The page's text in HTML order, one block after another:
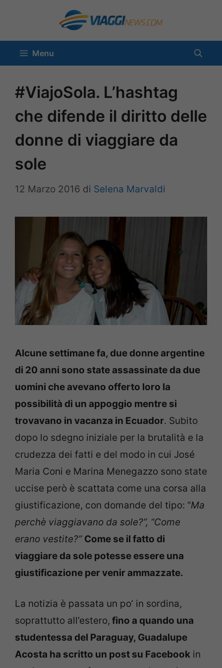
contenuto
Menu
#ViajoSola. L’hashtag
che difende il diritto delle
donne di viaggiare da
sole
12 Marzo 2016 di Selena Marvaldi
Alcune settimane fa, due donne argentine
di 20 anni sono state assassinate da due
uomini che avevano offerto loro la
possibilità di un appoggio mentre si
trovavano in vacanza in Ecuador. Subito
dopo lo sdegno iniziale per la brutalità e la
crudezza dei fatti e del modo in cui José
Maria Coni e Marina Menegazzo sono state
uccise però è scattata come una corsa alla
giustificazione, con domande del tipo: “Ma
perchè viaggiavano da sole?”, “Come
erano vestite?” Come se il fatto di
viaggiare da sole potesse essere una
giustificazione per venir ammazzate.
La notizia è passata un po’ in sordina,
soprattutto all’estero, fino a quando una
studentessa del Paraguay, Guadalupe
Acosta ha scritto un post su Facebook in